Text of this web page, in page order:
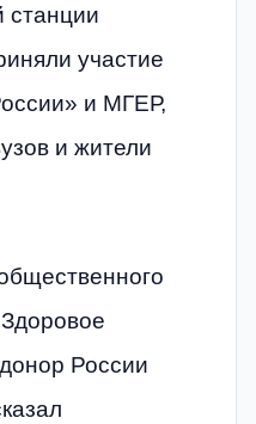
станции
участие
и МГЕР,
и жители
России